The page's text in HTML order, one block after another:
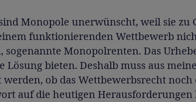
Monopole unerwünscht, weil sie zu
funktionierenden Wettbewerb
sogenannte Monopolrenten. Das
Lösung bieten. Deshalb muss aus
ob das Wettbewerbsrecht noch
auf die heutigen Herausforderungen